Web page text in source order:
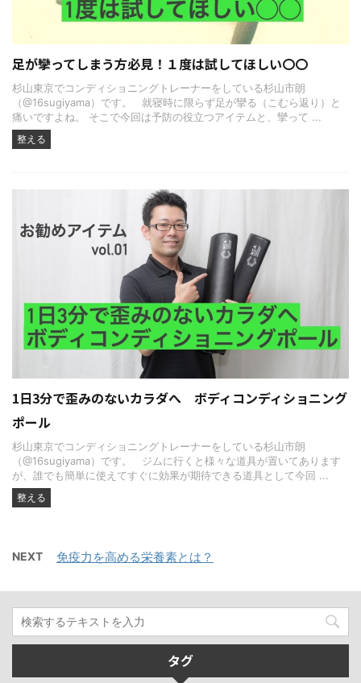
足が攣ってしまう方必見！１度は試してほしい〇〇
杉山東京でコンディショニングトレーナーをしている杉山市朗
（@16sugiyama）です。 就寝時に限らず足が攣る（こむら返り）と
痛いですよね。 そこで今回は予防の役立つアイテムと、攣って ...
整える
1日3分で歪みのないカラダへ ボディコンディショニング
ポール
杉山東京でコンディショニングトレーナーをしている杉山市朗
（@16sugiyama）です。 ジムに行くと様々な道具が置いてあります
が、誰でも簡単に使えてすぐに効果が期待できる道具として今回 ...
整える
NEXT 免疫力を高める栄養素とは？
タグ